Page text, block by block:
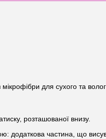
для сухого та
розташованої внизу.
додаткова частина, що